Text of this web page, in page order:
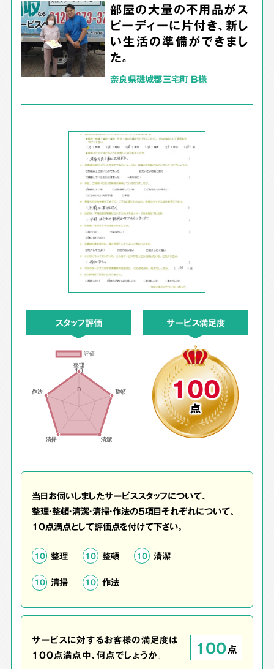
部屋の大量の不用品がス
ピーディーに片付き、新し
い生活の準備ができまし
た。
奈良県磯城郡三宅町 B様
スタッフ評価 サービス満足度
100
点
当日お伺いしましたサービススタッフについて、
整理・整頓・清潔・清掃・作法の5項目それぞれについて、
10点満点として評価点を付けて下さい。
10 整理 10 整頓 10 清潔
10 清掃 10 作法
サービスに対するお客様の満足度は
100点満点中、何点でしょうか。
100点